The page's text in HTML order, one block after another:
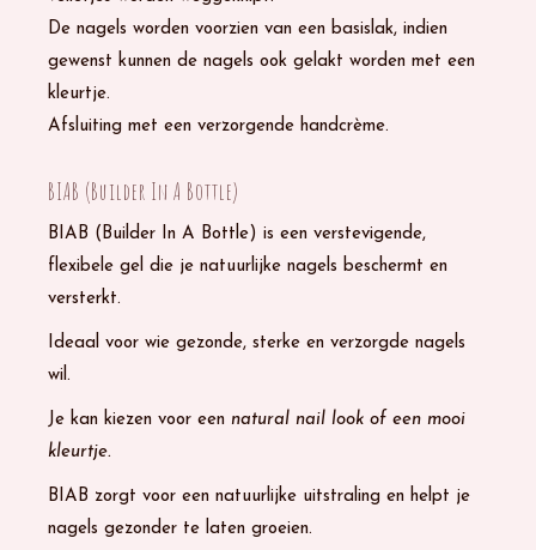
De nagels worden voorzien van een basislak, indien
gewenst kunnen de nagels ook gelakt worden met een
kleurtje.
Afsluiting met een verzorgende handcrème.
BIAB (Builder In A Bottle)
BIAB (Builder In A Bottle) is een verstevigende,
flexibele gel die je natuurlijke nagels beschermt en
versterkt.
Ideaal voor wie gezonde, sterke en verzorgde nagels
wil.
Je kan kiezen voor eennatural nail look of een mooi
kleurtje.
BIAB zorgt voor een natuurlijke uitstraling en helpt je
nagels gezonder te laten groeien.